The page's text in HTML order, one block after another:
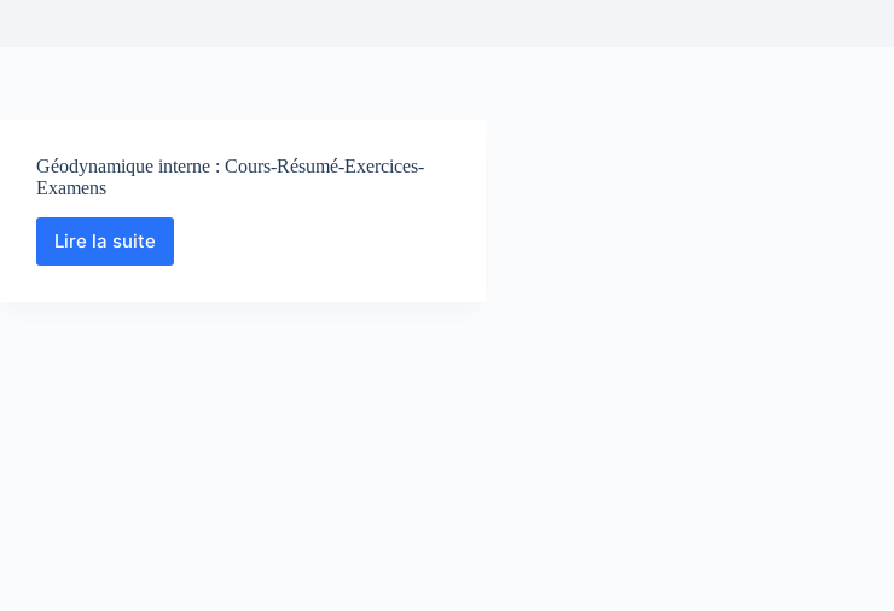
Géodynamique interne : Cours-Résumé-Exercices-
Examens
Lire la suiteGéodynamique